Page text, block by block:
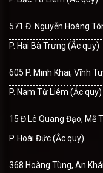
571 Đ. Nguyễn Hoàng
P. Hai Bà Trưng (Ắc quy)
605 P. Minh Khai, Vĩnh
P. Nam Từ Liêm (Ắc quy)
15 Đ.Lê Quang Đạo, Mễ
P. Hoài Đức (Ắc quy)
368 Hoàng Tùng, An